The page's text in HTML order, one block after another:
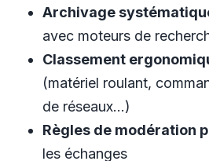
Archivage
avec moteurs de
Classement
(matériel roulant,
de réseaux…)
Règles de modération
les échanges